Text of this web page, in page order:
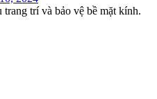
trí và bảo vệ bề mặt kính.